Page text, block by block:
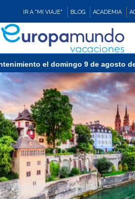
IR A "MI VIAJE" BLOG ACADEMIA
CRUCEROS
EUROPA
ASIA
ORIENTE
9 de agosto de 13:00 a